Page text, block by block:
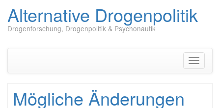
Alternative Drogenpolitik
Drogenforschung, Drogenpolitik & Psychonautik
Mögliche Änderungen